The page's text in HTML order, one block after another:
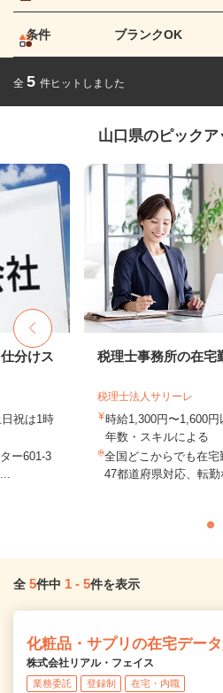
条件 ブランクOK
全 5 件ヒットしました
山口県のピックア
分けス
祝は1時
ー601-3
税理士事務所の在宅
税理士法人サリーレ
時給1,300円〜1,600
年数・スキルによる
全国どこからでも在宅
47都道府県対応、転勤
全 5件中 1 - 5件を表示
化粧品・サプリの在宅デー
株式会社リアル・フェイス
業務委託 登録制 在宅・内職